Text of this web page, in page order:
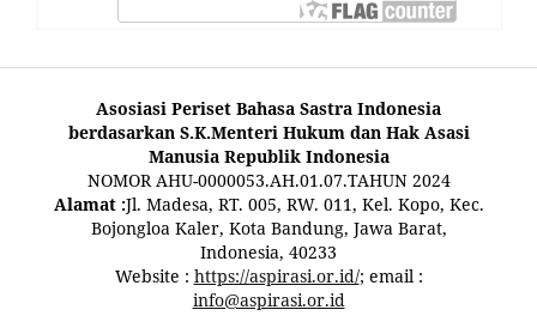
Asosiasi Periset Bahasa Sastra Indonesia
berdasarkan S.K.Menteri Hukum dan Hak Asasi
Manusia Republik Indonesia
NOMOR AHU-0000053.AH.01.07.TAHUN 2024
Alamat :Jl. Madesa, RT. 005, RW. 011, Kel. Kopo, Kec.
Bojongloa Kaler, Kota Bandung, Jawa Barat,
Indonesia, 40233
Website : https://aspirasi.or.id/; email :
info@aspirasi.or.id